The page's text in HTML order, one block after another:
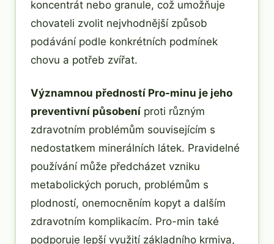
koncentrát nebo granule, což umožňuje
chovateli zvolit nejvhodnější způsob
podávání podle konkrétních podmínek
chovu a potřeb zvířat.
Významnou předností Pro-minu je jeho
preventivní působení proti různým
zdravotním problémům souvisejícím s
nedostatkem minerálních látek. Pravidelné
používání může předcházet vzniku
metabolických poruch, problémům s
plodností, onemocněním kopyt a dalším
zdravotním komplikacím. Pro-min také
podporuje lepší využití základního krmiva,